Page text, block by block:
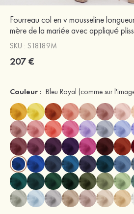
Fourreau col en v mousseline
mère de la mariée avec appliqué
SKU : S18189M
207 €
Couleur : Bleu Royal (comme sur